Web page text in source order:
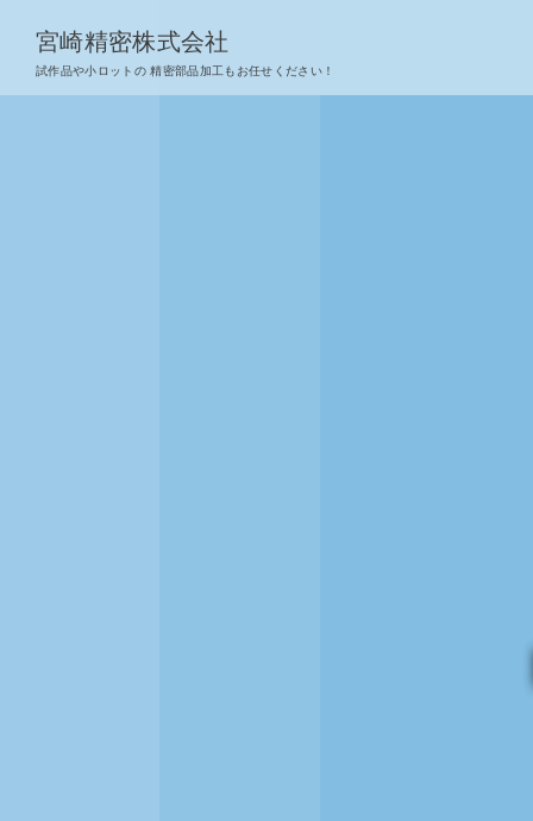
宮崎精密株式会社
試作品や小ロットの 精密部品加工もお任せください！